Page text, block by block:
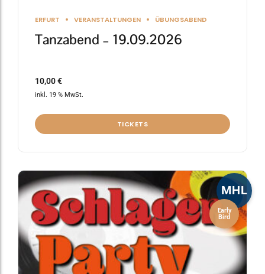
ERFURT VERANSTALTUNGEN ÜBUNGSABEND
Tanzabend – 19.09.2026
10,00€
inkl. 19 % MwSt.
TICKETS
MHL
Early
Bird